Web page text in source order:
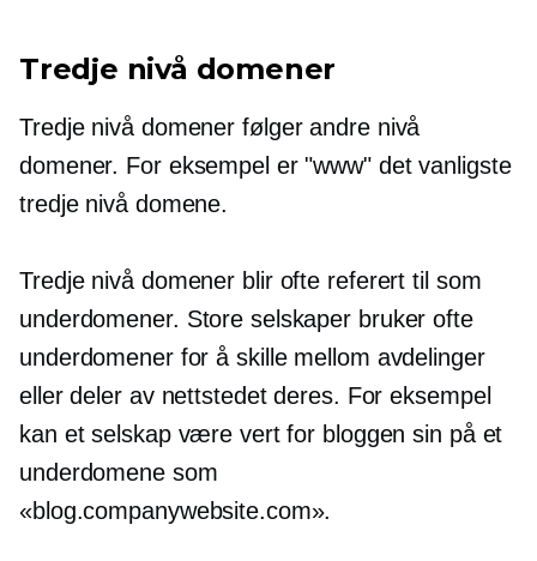
Tredje nivå domener
Tredje nivådomener følgerandre nivå
domener. For eksempel er "www" det vanligste
tredje nivådomene.
Tredje nivådomener blir ofte referert til som
underdomener. Store selskaper bruker ofte
underdomener for å skille mellom avdelinger
eller deler av nettstedet deres. For eksempel
kan et selskap være vert for bloggen sin på et
underdomene som
«blog.companywebsite.com».